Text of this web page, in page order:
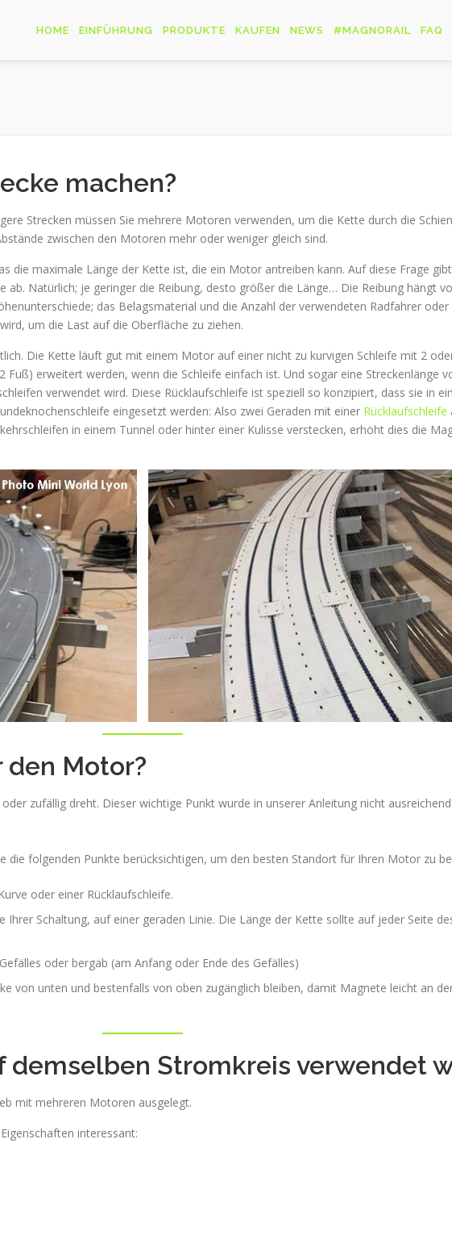
HOME EINFÜHRUNG PRODUKTE KAUFEN NEWS #MAGNORAIL FAQ
machen?
Strecken müssen Sie mehrere Motoren verwenden, um die Kette durch die
zwischen den Motoren mehr oder weniger gleich sind.
die maximale Länge der Kette ist, die ein Motor antreiben kann. Auf diese Frage
ab. Natürlich; je geringer die Reibung, desto größer die Länge… Die Reibung hängt
das Belagsmaterial und die Anzahl der verwendeten Radfahrer
um die Last auf die Oberfläche zu ziehen.
Die Kette läuft gut mit einem Motor auf einer nicht zu kurvigen Schleife mit 2
erweitert werden, wenn die Schleife einfach ist. Und sogar eine Streckenlänge
verwendet wird. Diese Rücklaufschleife ist speziell so konzipiert, dass sie in
eingesetzt werden: Also zwei Geraden mit einer Rücklaufschleife
in einem Tunnel oder hinter einer Kulisse verstecken, erhöht dies die
Motor?
zufällig dreht. Dieser wichtige Punkt wurde in unserer Anleitung nicht
die folgenden Punkte berücksichtigen, um den besten Standort für Ihren Motor zu
oder einer Rücklaufschleife.
Schaltung, auf einer geraden Linie. Die Länge der Kette sollte auf jeder Seite
oder bergab (am Anfang oder Ende des Gefälles)
von unten und bestenfalls von oben zugänglich bleiben, damit Magnete leicht an
demselben Stromkreis verwendet
mit mehreren Motoren ausgelegt.
interessant: